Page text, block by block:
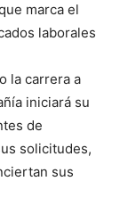
marca el
laborales
la carrera a
iniciará su
de
solicitudes,
sus